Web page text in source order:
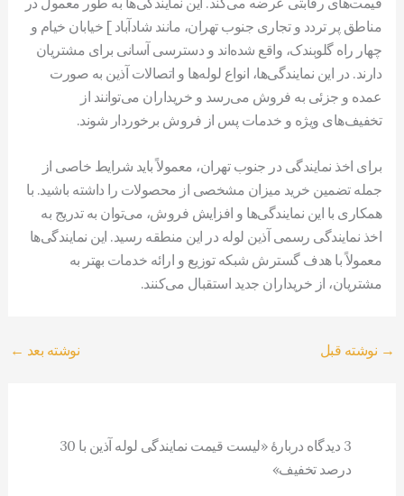
مناطق پر تردد و تجاری جنوب تهران، مانند شادآباد ] خیابان خیام و
چهار راه گلوبندک، واقع شده‌اند و دسترسی آسانی برای مشتریان
دارند. در این نمایندگی‌ها، انواع لوله‌ها و اتصالات آذین به صورت
عمده و جزئی به فروش می‌رسد و خریداران می‌توانند از
تخفیف‌های ویژه و خدمات پس از فروش برخوردار شوند.
برای اخذ نمایندگی در جنوب تهران، معمولاً باید شرایط خاصی از
جمله تضمین خرید میزان مشخصی از محصولات را داشته باشید. با
همکاری با این نمایندگی‌ها و افزایش فروش، می‌توان به تدریج به
اخذ نمایندگی رسمی آذین لوله در این منطقه رسید. این نمایندگی‌ها
معمولاً با هدف گسترش شبکه توزیع و ارائه خدمات بهتر به
مشتریان، از خریداران جدید استقبال می‌کنند.
→ نوشته قبل نوشته بعد ←
3 دیدگاه دربارهٔ «لیست قیمت نمایندگی لوله آذین با 30
درصد تخفیف»